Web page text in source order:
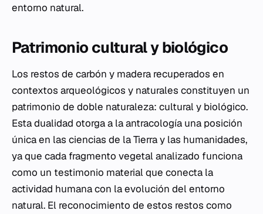
entorno natural.
Patrimonio cultural y biológico
Los restos de carbón y madera recuperados en
contextos arqueológicos y naturales constituyen un
patrimonio de doble naturaleza: cultural y biológico.
Esta dualidad otorga a la antracología una posición
única en las ciencias de la Tierra y las humanidades,
ya que cada fragmento vegetal analizado funciona
como un testimonio material que conecta la
actividad humana con la evolución del entorno
natural. El reconocimiento de estos restos como